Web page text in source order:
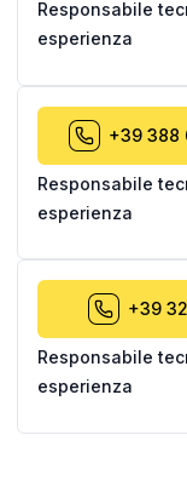
Responsabile
esperienza
+39 388
Responsabile
esperienza
+39
Responsabile
esperienza